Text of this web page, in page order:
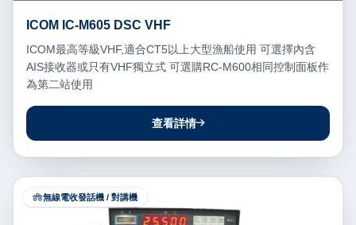
ICOM IC-M605 DSC VHF
ICOM最高等級VHF,適合CT5以上大型漁船使用 可選擇內含
AIS接收器或只有VHF獨立式 可選購RC-M600相同控制面板作
為第二站使用
查看詳情
無線電收發話機 / 對講機